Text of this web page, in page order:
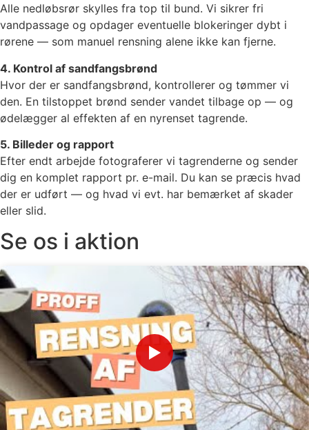
Alle nedløbsrør skylles fra top til bund. Vi sikrer fri
vandpassage og opdager eventuelle blokeringer dybt i
rørene — som manuel rensning alene ikke kan fjerne.
4. Kontrol af sandfangsbrønd
Hvor der er sandfangsbrønd, kontrollerer og tømmer vi
den. En tilstoppet brønd sender vandet tilbage op — og
ødelægger al effekten af en nyrenset tagrende.
5. Billeder og rapport
Efter endt arbejde fotograferer vi tagrenderne og sender
dig en komplet rapport pr. e-mail. Du kan se præcis hvad
der er udført — og hvad vi evt. har bemærket af skader
eller slid.
Se os i aktion
▶